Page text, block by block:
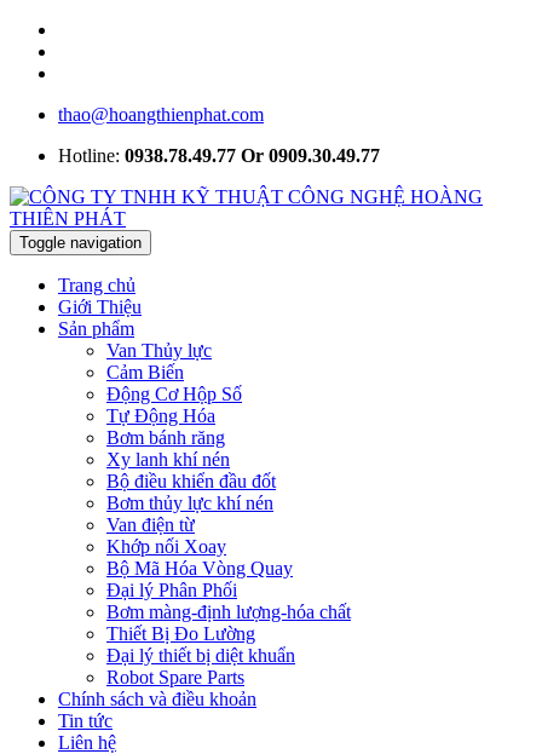
thao@hoangthienphat.com
Hotline: 0938.78.49.77 Or 0909.30.49.77
Toggle navigation
Trang chủ
Giới Thiệu
Sản phẩm
Van Thủy lực
Cảm Biến
Động Cơ Hộp Số
Tự Động Hóa
Bơm bánh răng
Xy lanh khí nén
Bộ điều khiển đầu đốt
Bơm thủy lực khí nén
Van điện từ
Khớp nối Xoay
Bộ Mã Hóa Vòng Quay
Đại lý Phân Phối
Bơm màng-định lượng-hóa chất
Thiết Bị Đo Lường
Đại lý thiết bị diệt khuẩn
Robot Spare Parts
Chính sách và điều khoản
Tin tức
Liên hệ